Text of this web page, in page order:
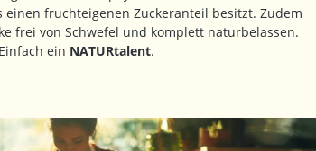
fruchteigenen Zuckeranteil besitzt. Zudem
frei von Schwefel und komplett naturbelassen.
Einfach ein NATURtalent.